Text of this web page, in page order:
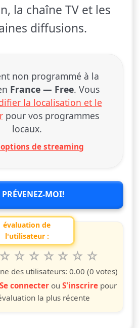
la chaîne TV et les
diffusions.
non programmé à la
France — Free. Vous
la localisation et le
pour vos programmes
locaux.
de streaming
PRÉVENEZ-MOI!
évaluation de
l'utilisateur :
da 1 a 10 étoiles
10
étoiles
9
étoiles
8
étoiles
7
étoiles
6
étoiles
5
des utilisateurs: 0.00 (0 votes)
Se connecterou S'inscrirepour
la plus récente